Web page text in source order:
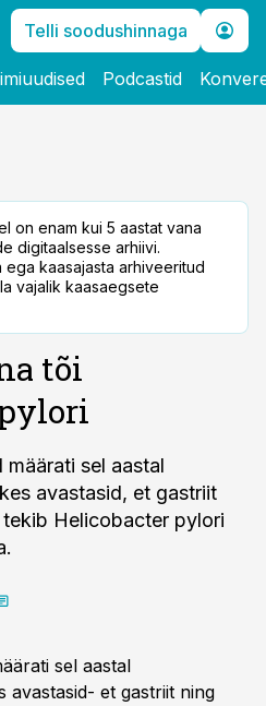
Telli soodushinnaga
Podcastid
on enam kui 5 aastat vana
digitaalsesse arhiivi.
ega kaasajasta arhiveeritud
vajalik kaasaegsete
tõi
määrati sel aastal
avastasid, et gastriit
Helicobacter pylori
sel aastal
avastasid- et gastriit ning